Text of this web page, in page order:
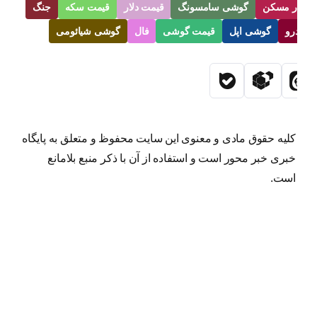
مسکن گوشی سامسونگ قیمت دلار قیمت سکه جنگ
گوشی اپل قیمت گوشی فال گوشی شیائومی
کلیه حقوق مادی و معنوی این سایت محفوظ و متعلق به پایگاه
خبری خبر محور است و استفاده از آن با ذکر منبع بلامانع
است.